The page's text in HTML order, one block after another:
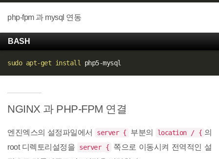
php-fpm 과 mysql 연동
BASH
sudo apt-get install
NGINX 과 PHP-FPM 연결
엔진엑스의 설정파일에서 server { 부분의 location / { 의
root 디렉토리설정을
server {
쪽으로 이동시켜 전역적인 설